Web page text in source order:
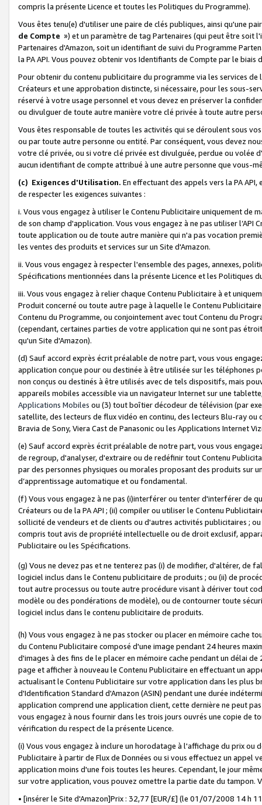
compris la présente Licence et toutes les Politiques du Programme).
Vous êtes tenu(e) d'utiliser une paire de clés publiques, ainsi qu'une
de Compte ») et un paramètre de tag Partenaires (qui peut être soit
Partenaires d'Amazon, soit un identifiant de suivi du Programme
la PA API. Vous pouvez obtenir vos Identifiants de Compte par le biais
Pour obtenir du contenu publicitaire du programme via les services
Créateurs et une approbation distincte, si nécessaire, pour les sous-
réservé à votre usage personnel et vous devez en préserver la
ou divulguer de toute autre manière votre clé privée à toute autre
Vous êtes responsable de toutes les activités qui se déroulent sous
ou par toute autre personne ou entité. Par conséquent, vous devez
votre clé privée, ou si votre clé privée est divulguée, perdue ou volée
aucun identifiant de compte attribué à une autre personne que vous-
(c) Exigences d'Utilisation. En effectuant des appels vers la PA
de respecter les exigences suivantes :
i. Vous vous engagez à utiliser le Contenu Publicitaire uniquement de
de son champ d'application. Vous vous engagez à ne pas utiliser l’API
toute application ou de toute autre manière qui n'a pas vocation
les ventes des produits et services sur un Site d'Amazon.
ii. Vous vous engagez à respecter l'ensemble des pages, annexes,
Spécifications mentionnées dans la présente Licence et les Politiques
iii. Vous vous engagez à relier chaque Contenu Publicitaire à et
Produit concerné ou toute autre page à laquelle le Contenu
Contenu du Programme, ou conjointement avec tout Contenu du
(cependant, certaines parties de votre application qui ne sont pas
qu'un Site d'Amazon).
(d) Sauf accord exprès écrit préalable de notre part, vous vous
application conçue pour ou destinée à être utilisée sur les téléphones
non conçus ou destinés à être utilisés avec de tels dispositifs, mais
appareils mobiles accessible via un navigateur Internet sur une
Applications Mobiles ou (3) tout boîtier décodeur de télévision (par
satellite, des lecteurs de flux vidéo en continu, des lecteurs Blu-ray
Bravia de Sony, Viera Cast de Panasonic ou les Applications Internet
(e) Sauf accord exprès écrit préalable de notre part, vous vous
de regroup, d'analyser, d'extraire ou de redéfinir tout Contenu
par des personnes physiques ou morales proposant des produits sur
d’apprentissage automatique et ou fondamental.
(f) Vous vous engagez à ne pas (i)interférer ou tenter d'interférer de
Créateurs ou de la PA API ; (ii) compiler ou utiliser le Contenu
sollicité de vendeurs et de clients ou d'autres activités publicitaires ;
compris tout avis de propriété intellectuelle ou de droit exclusif,
Publicitaire ou les Spécifications.
(g) Vous ne devez pas et ne tenterez pas (i) de modifier, d'altérer, de
logiciel inclus dans le Contenu publicitaire de produits ; ou (ii) de
tout autre processus ou toute autre procédure visant à dériver tout
modèle ou des pondérations de modèle), ou de contourner toute
logiciel inclus dans le contenu publicitaire de produits.
(h) Vous vous engagez à ne pas stocker ou placer en mémoire cache
du Contenu Publicitaire composé d'une image pendant 24 heures
d'images à des fins de le placer en mémoire cache pendant un délai
page et afficher à nouveau le Contenu Publicitaire en effectuant un
actualisant le Contenu Publicitaire sur votre application dans les plus
d'Identification Standard d'Amazon (ASIN) pendant une durée
application comprend une application client, cette dernière ne peut
vous engagez à nous fournir dans les trois jours ouvrés une copie de
vérification du respect de la présente Licence.
(i) Vous vous engagez à inclure un horodatage à l'affichage du prix
Publicitaire à partir de Flux de Données ou si vous effectuez un appel
application moins d'une fois toutes les heures. Cependant, le jour
sur votre application, vous pouvez omettre la partie date du tampon.
• [insérer le Site d'Amazon]Prix : 32,77 [EUR/£] (le 01/07/2008 14 h